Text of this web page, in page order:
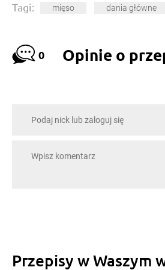
Tagi: mięso dania główne
0 Opinie o
Przepisy w Waszym